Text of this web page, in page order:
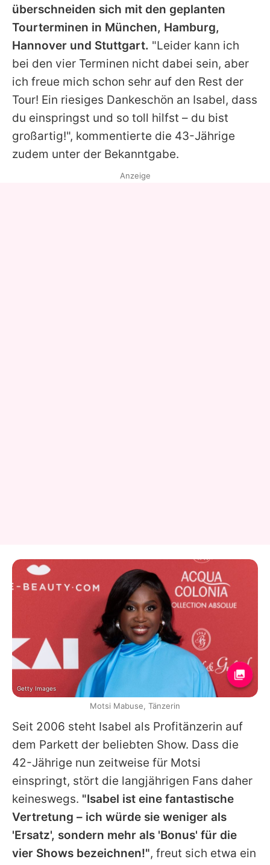
überschneiden sich mit den geplanten
Tourterminen in München, Hamburg,
Hannover und Stuttgart. "Leider kann ich
bei den vier Terminen nicht dabei sein, aber
ich freue mich schon sehr auf den Rest der
Tour! Ein riesiges Dankeschön an Isabel, dass
du einspringst und so toll hilfst – du bist
großartig!", kommentierte die 43-Jährige
zudem unter der Bekanntgabe.
Seit 2006 steht Isabel als Profitänzerin auf
dem Parkett der beliebten Show. Dass die
42-Jährige nun zeitweise für Motsi
einspringt, stört die langjährigen Fans daher
keineswegs. "Isabel ist eine fantastische
Vertretung – ich würde sie weniger als
'Ersatz', sondern mehr als 'Bonus' für die
vier Shows bezeichnen!", freut sich etwa ein
Anzeige
Getty Images
Motsi Mabuse, Tänzerin